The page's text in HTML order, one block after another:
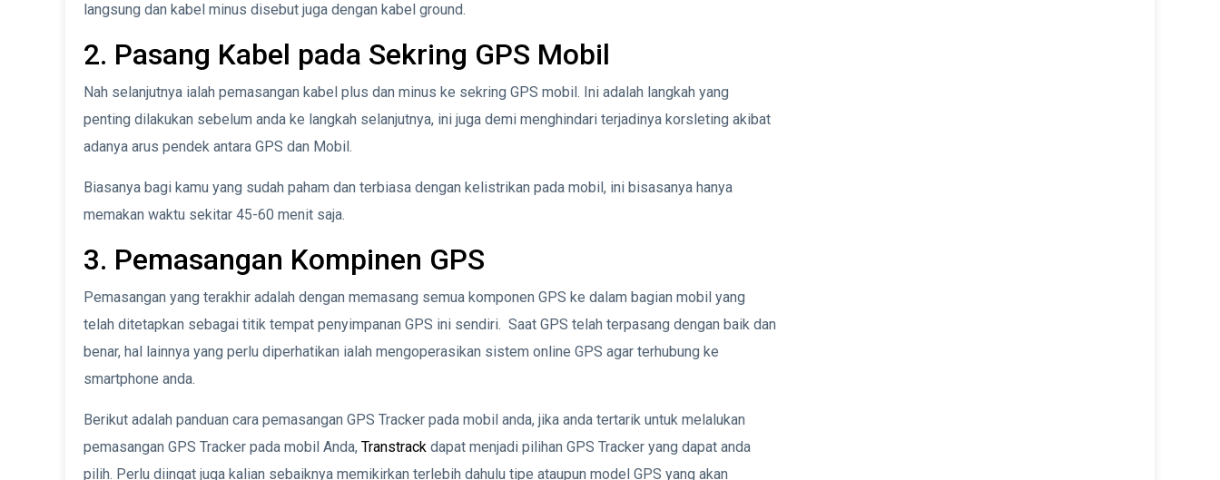
langsung dan kabel minus disebut juga dengan kabel ground.
2. Pasang Kabel pada Sekring GPS Mobil
Nah selanjutnya ialah pemasangan kabel plus dan minus ke sekring GPS mobil. Ini adalah langkah yang
penting dilakukan sebelum anda ke langkah selanjutnya, ini juga demi menghindari terjadinya korsleting akibat
adanya arus pendek antara GPS dan Mobil.
Biasanya bagi kamu yang sudah paham dan terbiasa dengan kelistrikan pada mobil, ini bisasanya hanya
memakan waktu sekitar 45-60 menit saja.
3. Pemasangan Kompinen GPS
Pemasangan yang terakhir adalah dengan memasang semua komponen GPS ke dalam bagian mobil yang
telah ditetapkan sebagai titik tempat penyimpanan GPS ini sendiri. Saat GPS telah terpasang dengan baik dan
benar, hal lainnya yang perlu diperhatikan ialah mengoperasikan sistem online GPS agar terhubung ke
smartphone anda.
Berikut adalah panduan cara pemasangan GPS Tracker pada mobil anda, jika anda tertarik untuk melalukan
pemasangan GPS Tracker pada mobil Anda, Transtrack dapat menjadi pilihan GPS Tracker yang dapat anda
pilih. Perlu diingat juga kalian sebaiknya memikirkan terlebih dahulu tipe ataupun model GPS yang akan